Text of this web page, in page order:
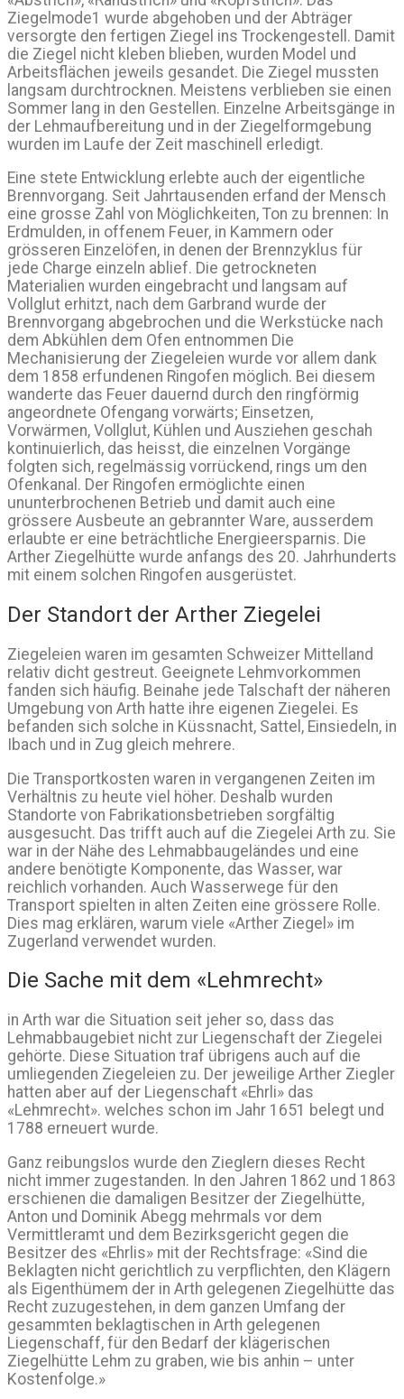
Ziegelmode1 wurde abgehoben und der Abträger
versorgte den fertigen Ziegel ins Trockengestell. Damit
die Ziegel nicht kleben blieben, wurden Model und
Arbeitsflächen jeweils gesandet. Die Ziegel mussten
langsam durchtrocknen. Meistens verblieben sie einen
Sommer lang in den Gestellen. Einzelne Arbeitsgänge in
der Lehmaufbereitung und in der Ziegelformgebung
wurden im Laufe der Zeit maschinell erledigt.
Eine stete Entwicklung erlebte auch der eigentliche
Brennvorgang. Seit Jahrtausenden erfand der Mensch
eine grosse Zahl von Möglichkeiten, Ton zu brennen: In
Erdmulden, in offenem Feuer, in Kammern oder
grösseren Einzelöfen, in denen der Brennzyklus für
jede Charge einzeln ablief. Die getrockneten
Materialien wurden eingebracht und langsam auf
Vollglut erhitzt, nach dem Garbrand wurde der
Brennvorgang abgebrochen und die Werkstücke nach
dem Abkühlen dem Ofen entnommen Die
Mechanisierung der Ziegeleien wurde vor allem dank
dem 1858 erfundenen Ringofen möglich. Bei diesem
wanderte das Feuer dauernd durch den ringförmig
angeordnete Ofengang vorwärts; Einsetzen,
Vorwärmen, Vollglut, Kühlen und Ausziehen geschah
kontinuierlich, das heisst, die einzelnen Vorgänge
folgten sich, regelmässig vorrückend, rings um den
Ofenkanal. Der Ringofen ermöglichte einen
ununterbrochenen Betrieb und damit auch eine
grössere Ausbeute an gebrannter Ware, ausserdem
erlaubte er eine beträchtliche Energieersparnis. Die
Arther Ziegelhütte wurde anfangs des 20. Jahrhunderts
mit einem solchen Ringofen ausgerüstet.
Der Standort der Arther Ziegelei
Ziegeleien waren im gesamten Schweizer Mittelland
relativ dicht gestreut. Geeignete Lehmvorkommen
fanden sich häufig. Beinahe jede Talschaft der näheren
Umgebung von Arth hatte ihre eigenen Ziegelei. Es
befanden sich solche in Küssnacht, Sattel, Einsiedeln, in
Ibach und in Zug gleich mehrere.
Die Transportkosten waren in vergangenen Zeiten im
Verhältnis zu heute viel höher. Deshalb wurden
Standorte von Fabrikationsbetrieben sorgfältig
ausgesucht. Das trifft auch auf die Ziegelei Arth zu. Sie
war in der Nähe des Lehmabbaugeländes und eine
andere benötigte Komponente, das Wasser, war
reichlich vorhanden. Auch Wasserwege für den
Transport spielten in alten Zeiten eine grössere Rolle.
Dies mag erklären, warum viele «Arther Ziegel» im
Zugerland verwendet wurden.
Die Sache mit dem «Lehmrecht»
in Arth war die Situation seit jeher so, dass das
Lehmabbaugebiet nicht zur Liegenschaft der Ziegelei
gehörte. Diese Situation traf übrigens auch auf die
umliegenden Ziegeleien zu. Der jeweilige Arther Ziegler
hatten aber auf der Liegenschaft «Ehrli» das
«Lehmrecht». welches schon im Jahr 1651 belegt und
1788 erneuert wurde.
Ganz reibungslos wurde den Zieglern dieses Recht
nicht immer zugestanden. In den Jahren 1862 und 1863
erschienen die damaligen Besitzer der Ziegelhütte,
Anton und Dominik Abegg mehrmals vor dem
Vermittleramt und dem Bezirksgericht gegen die
Besitzer des «Ehrlis» mit der Rechtsfrage: «Sind die
Beklagten nicht gerichtlich zu verpflichten, den Klägern
als Eigenthümem der in Arth gelegenen Ziegelhütte das
Recht zuzugestehen, in dem ganzen Umfang der
gesammten beklagtischen in Arth gelegenen
Liegenschaff, für den Bedarf der klägerischen
Ziegelhütte Lehm zu graben, wie bis anhin – unter
Kostenfolge.»